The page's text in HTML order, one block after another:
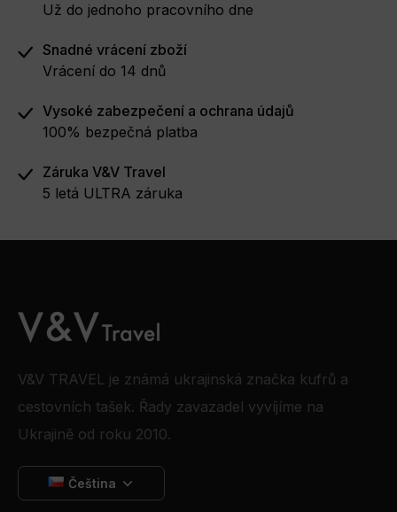
Už do jednoho pracovního dne
Snadné vrácení zboží
Vrácení do 14 dnů
Vysoké zabezpečení a ochrana údajů
100% bezpečná platba
Záruka V&V Travel
5 letá ULTRA záruka
V&V TRAVEL je známá ukrajinská značka kufrů a
cestovních tašek. Řady zavazadel vyvíjíme na
Ukrajině od roku 2010.
Čeština